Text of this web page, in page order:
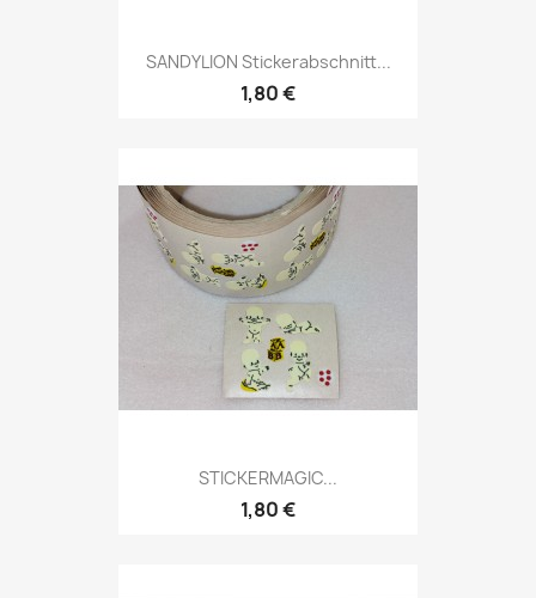
SANDYLION Stickerabschnitt...
1,80 €
STICKERMAGIC...
1,80 €